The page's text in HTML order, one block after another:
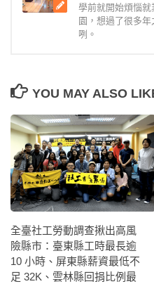
學前就開始煩惱
園，想過了很多
咧。
YOU MAY ALSO
全臺社工勞動調查揪出高風
險縣市：臺東縣工時最長逾
10 小時、屏東縣薪資最低不
足 32K、雲林縣回捐比例最